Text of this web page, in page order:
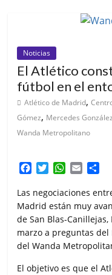
Noticias
El Atlético
fútbol en el
Atlético de Madrid,
Gómez, Mercedes González
Wanda Metropolitano
c
e
b
o
o
k
i
t
t
e
r
W
a
t
s
A
p
p
a
i
l
m
p
a
r
t
i
r
Las negociaciones
Madrid están muy
de San Blas-
marzo a preguntas
del Wanda
El objetivo es que el